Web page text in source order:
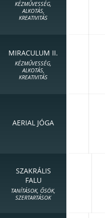
KÉZMŰVESSÉG,
ALKOTÁS,
KREATIVITÁS
MIRACULUM II.
KÉZMŰVESSÉG,
ALKOTÁS,
KREATIVITÁS
AERIAL JÓGA
SZAKRÁLIS
FALU
TANÍTÁSOK, ŐSÖK,
SZERTARTÁSOK